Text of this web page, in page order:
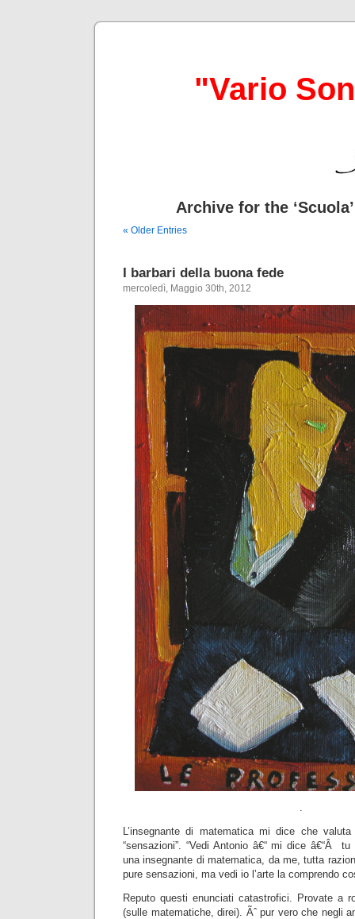
"Vario
Archive for the
« Older Entries
I barbari della buona fede
mercoledì, Maggio 30th, 2012
.
L’insegnante di matematica mi dice che
“sensazioni”. “Vedi Antonio â€“ mi dice â€“Â
una insegnante di matematica, da me, tutta
pure sensazioni, ma vedi io l’arte la comprendo
Reputo questi enunciati catastrofici. Provate a
(sulle matematiche, direi). Ãˆ pur vero che negli